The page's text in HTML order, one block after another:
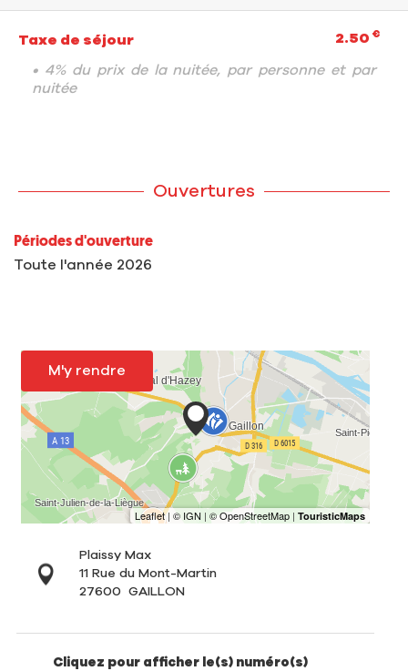
Taxe de séjour 2.50 €
• 4% du prix de la nuitée, par personne et par
nuitée
Ouvertures
Périodes d'ouverture
Toute l'année 2026
M'y rendre
Plaissy Max
11 Rue du Mont-Martin
27600
GAILLON
Cliquez pour afficher le(s) numéro(s)